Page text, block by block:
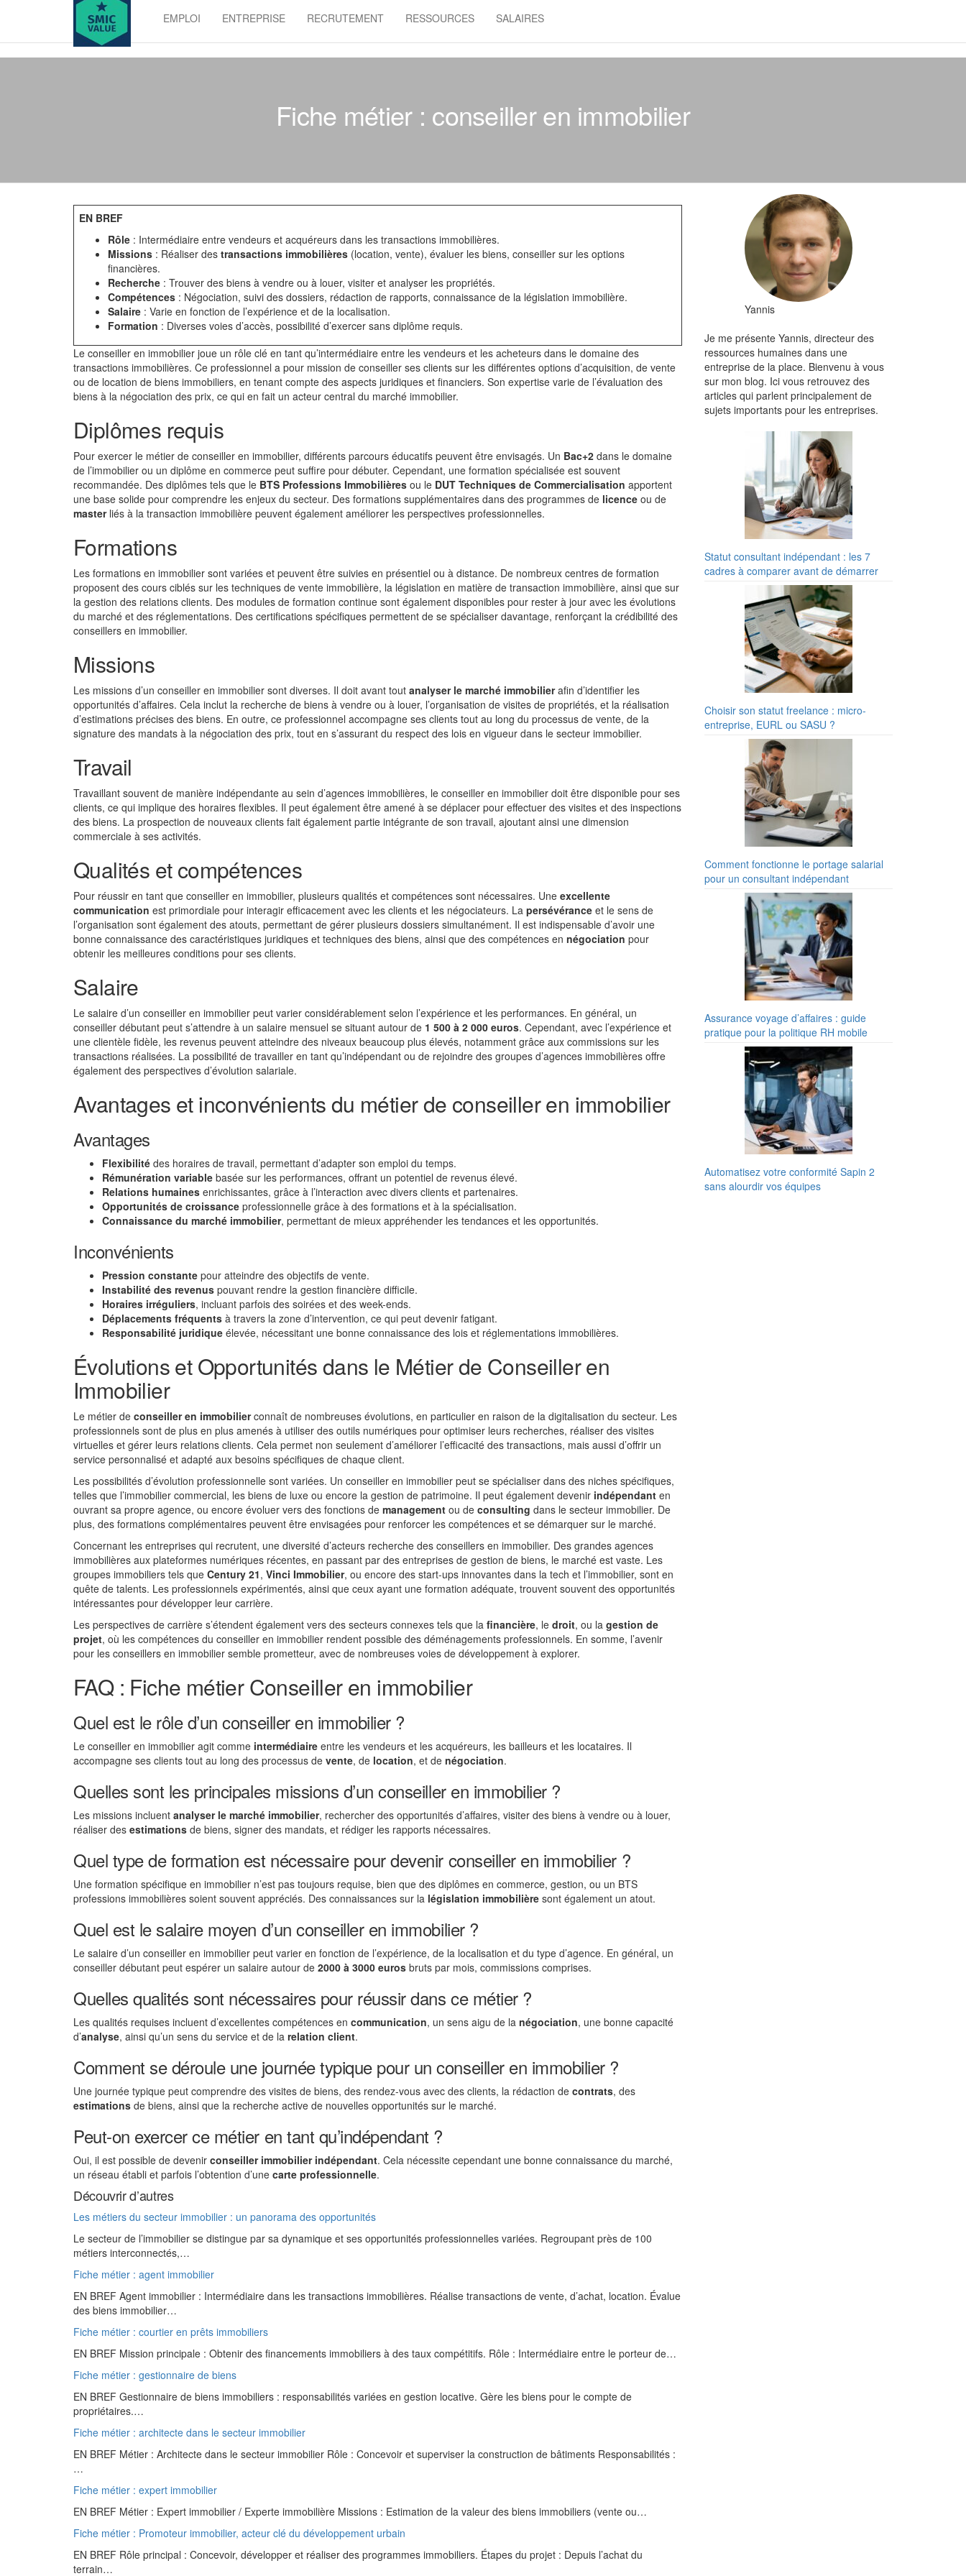
value
EMPLOI ENTREPRISE RECRUTEMENT RESSOURCES SALAIRES
Fiche métier : conseiller en immobilier
EN BREF
Rôle : Intermédiaire entre vendeurs et acquéreurs dans les transactions immobilières.
Missions : Réaliser des transactions immobilières (location, vente), évaluer les biens, conseiller sur les options
financières.
Recherche : Trouver des biens à vendre ou à louer, visiter et analyser les propriétés.
Compétences : Négociation, suivi des dossiers, rédaction de rapports, connaissance de la législation immobilière.
Salaire : Varie en fonction de l’expérience et de la localisation.
Formation : Diverses voies d’accès, possibilité d’exercer sans diplôme requis.
Le conseiller en immobilier joue un rôle clé en tant qu’intermédiaire entre les vendeurs et les acheteurs dans le domaine des
transactions immobilières. Ce professionnel a pour mission de conseiller ses clients sur les différentes options d’acquisition, de vente
ou de location de biens immobiliers, en tenant compte des aspects juridiques et financiers. Son expertise varie de l’évaluation des
biens à la négociation des prix, ce qui en fait un acteur central du marché immobilier.
Diplômes requis
Pour exercer le métier de conseiller en immobilier, différents parcours éducatifs peuvent être envisagés. Un Bac+2 dans le domaine
de l’immobilier ou un diplôme en commerce peut suffire pour débuter. Cependant, une formation spécialisée est souvent
recommandée. Des diplômes tels que le BTS Professions Immobilières ou le DUT Techniques de Commercialisation apportent
une base solide pour comprendre les enjeux du secteur. Des formations supplémentaires dans des programmes de licence ou de
masterliés à la transaction immobilière peuvent également améliorer les perspectives professionnelles.
Formations
Les formations en immobilier sont variées et peuvent être suivies en présentiel ou à distance. De nombreux centres de formation
proposent des cours ciblés sur les techniques de vente immobilière, la législation en matière de transaction immobilière, ainsi que sur
la gestion des relations clients. Des modules de formation continue sont également disponibles pour rester à jour avec les évolutions
du marché et des réglementations. Des certifications spécifiques permettent de se spécialiser davantage, renforçant la crédibilité des
conseillers en immobilier.
Missions
Les missions d’un conseiller en immobilier sont diverses. Il doit avant tout analyser le marché immobilierafin d’identifier les
opportunités d’affaires. Cela inclut la recherche de biens à vendre ou à louer, l’organisation de visites de propriétés, et la réalisation
d’estimations précises des biens. En outre, ce professionnel accompagne ses clients tout au long du processus de vente, de la
signature des mandats à la négociation des prix, tout en s’assurant du respect des lois en vigueur dans le secteur immobilier.
Travail
Travaillant souvent de manière indépendante au sein d’agences immobilières, le conseiller en immobilier doit être disponible pour ses
clients, ce qui implique des horaires flexibles. Il peut également être amené à se déplacer pour effectuer des visites et des inspections
des biens. La prospection de nouveaux clients fait également partie intégrante de son travail, ajoutant ainsi une dimension
commerciale à ses activités.
Qualités et compétences
Pour réussir en tant que conseiller en immobilier, plusieurs qualités et compétences sont nécessaires. Une excellente
communication est primordiale pour interagir efficacement avec les clients et les négociateurs. La persévérance et le sens de
l’organisation sont également des atouts, permettant de gérer plusieurs dossiers simultanément. Il est indispensable d’avoir une
bonne connaissance des caractéristiques juridiques et techniques des biens, ainsi que des compétences en négociation pour
obtenir les meilleures conditions pour ses clients.
Salaire
Le salaire d’un conseiller en immobilier peut varier considérablement selon l’expérience et les performances. En général, un
conseiller débutant peut s’attendre à un salaire mensuel se situant autour de 1 500 à 2 000 euros. Cependant, avec l’expérience et
une clientèle fidèle, les revenus peuvent atteindre des niveaux beaucoup plus élevés, notamment grâce aux commissions sur les
transactions réalisées. La possibilité de travailler en tant qu’indépendant ou de rejoindre des groupes d’agences immobilières offre
également des perspectives d’évolution salariale.
Avantages et inconvénients du métier de conseiller en immobilier
Avantages
Flexibilité des horaires de travail, permettant d’adapter son emploi du temps.
Rémunération variable basée sur les performances, offrant un potentiel de revenus élevé.
Relations humaines enrichissantes, grâce à l’interaction avec divers clients et partenaires.
Opportunités de croissance professionnelle grâce à des formations et à la spécialisation.
Connaissance du marché immobilier, permettant de mieux appréhender les tendances et les opportunités.
Inconvénients
Pression constante pour atteindre des objectifs de vente.
Instabilité des revenus pouvant rendre la gestion financière difficile.
Horaires irréguliers, incluant parfois des soirées et des week-ends.
Déplacements fréquents à travers la zone d’intervention, ce qui peut devenir fatigant.
Responsabilité juridique élevée, nécessitant une bonne connaissance des lois et réglementations immobilières.
Évolutions et Opportunités dans le Métier de Conseiller en
Immobilier
Le métier de conseiller en immobilierconnaît de nombreuses évolutions, en particulier en raison de la digitalisation du secteur. Les
professionnels sont de plus en plus amenés à utiliser des outils numériques pour optimiser leurs recherches, réaliser des visites
virtuelles et gérer leurs relations clients. Cela permet non seulement d’améliorer l’efficacité des transactions, mais aussi d’offrir un
service personnalisé et adapté aux besoins spécifiques de chaque client.
Les possibilités d’évolution professionnelle sont variées. Un conseiller en immobilier peut se spécialiser dans des niches spécifiques,
telles que l’immobilier commercial, les biens de luxe ou encore la gestion de patrimoine. Il peut également devenir indépendant en
ouvrant sa propre agence, ou encore évoluer vers des fonctions de management ou de consulting dans le secteur immobilier. De
plus, des formations complémentaires peuvent être envisagées pour renforcer les compétences et se démarquer sur le marché.
Concernant les entreprises qui recrutent, une diversité d’acteurs recherche des conseillers en immobilier. Des grandes agences
immobilières aux plateformes numériques récentes, en passant par des entreprises de gestion de biens, le marché est vaste. Les
groupes immobiliers tels que Century 21, Vinci Immobilier, ou encore des start-ups innovantes dans la tech et l’immobilier, sont en
quête de talents. Les professionnels expérimentés, ainsi que ceux ayant une formation adéquate, trouvent souvent des opportunités
intéressantes pour développer leur carrière.
Les perspectives de carrière s’étendent également vers des secteurs connexes tels que la financière, le droit, ou la gestion de
projet, où les compétences du conseiller en immobilier rendent possible des déménagements professionnels. En somme, l’avenir
pour les conseillers en immobilier semble prometteur, avec de nombreuses voies de développement à explorer.
FAQ : Fiche métier Conseiller en immobilier
Quel est le rôle d’un conseiller en immobilier ?
Le conseiller en immobilier agit comme intermédiaire entre les vendeurs et les acquéreurs, les bailleurs et les locataires. Il
accompagne ses clients tout au long des processus de vente, de location, et de négociation.
Quelles sont les principales missions d’un conseiller en immobilier ?
Les missions incluent analyser le marché immobilier, rechercher des opportunités d’affaires, visiter des biens à vendre ou à louer,
réaliser des estimations de biens, signer des mandats, et rédiger les rapports nécessaires.
Quel type de formation est nécessaire pour devenir conseiller en immobilier ?
Une formation spécifique en immobilier n’est pas toujours requise, bien que des diplômes en commerce, gestion, ou un BTS
professions immobilières soient souvent appréciés. Des connaissances sur la législation immobilière sont également un atout.
Quel est le salaire moyen d’un conseiller en immobilier ?
Le salaire d’un conseiller en immobilier peut varier en fonction de l’expérience, de la localisation et du type d’agence. En général, un
conseiller débutant peut espérer un salaire autour de 2000 à 3000 euros bruts par mois, commissions comprises.
Quelles qualités sont nécessaires pour réussir dans ce métier ?
Les qualités requises incluent d’excellentes compétences en communication, un sens aigu de la négociation, une bonne capacité
d’analyse, ainsi qu’un sens du service et de la relation client.
Comment se déroule une journée typique pour un conseiller en immobilier ?
Une journée typique peut comprendre des visites de biens, des rendez-vous avec des clients, la rédaction de contrats, des
estimations de biens, ainsi que la recherche active de nouvelles opportunités sur le marché.
Peut-on exercer ce métier en tant qu’indépendant ?
Oui, il est possible de devenir conseiller immobilier indépendant. Cela nécessite cependant une bonne connaissance du marché,
un réseau établi et parfois l’obtention d’une carte professionnelle.
Découvrir d’autres
Les métiers du secteur immobilier : un panorama des opportunités
Le secteur de l’immobilier se distingue par sa dynamique et ses opportunités professionnelles variées. Regroupant près de 100
métiers interconnectés,…
Fiche métier : agent immobilier
EN BREF Agent immobilier : Intermédiaire dans les transactions immobilières. Réalise transactions de vente, d’achat, location. Évalue
des biens immobilier…
Fiche métier : courtier en prêts immobiliers
EN BREF Mission principale : Obtenir des financements immobiliers à des taux compétitifs. Rôle : Intermédiaire entre le porteur de…
Fiche métier : gestionnaire de biens
EN BREF Gestionnaire de biens immobiliers : responsabilités variées en gestion locative. Gère les biens pour le compte de
propriétaires.…
Fiche métier : architecte dans le secteur immobilier
EN BREF Métier : Architecte dans le secteur immobilier Rôle : Concevoir et superviser la construction de bâtiments Responsabilités :
…
Fiche métier : expert immobilier
EN BREF Métier : Expert immobilier / Experte immobilière Missions : Estimation de la valeur des biens immobiliers (vente ou…
Fiche métier : Promoteur immobilier, acteur clé du développement urbain
EN BREF Rôle principal : Concevoir, développer et réaliser des programmes immobiliers. Étapes du projet : Depuis l’achat du
terrain…
Yannis
Je me présente Yannis, directeur des
ressources humaines dans une
entreprise de la place. Bienvenu à vous
sur mon blog. Ici vous retrouvez des
articles qui parlent principalement de
sujets importants pour les entreprises.
Statut consultant indépendant : les 7
cadres à comparer avant de démarrer
Choisir son statut freelance : micro-
entreprise, EURL ou SASU ?
Comment fonctionne le portage salarial
pour un consultant indépendant
Assurance voyage d’affaires : guide
pratique pour la politique RH mobile
Automatisez votre conformité Sapin 2
sans alourdir vos équipes